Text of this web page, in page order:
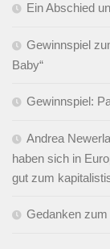
Ein Abschied
Gewinnspiel
Baby“
Gewinnspiel:
Andrea
haben sich in
gut zum
Gedanken